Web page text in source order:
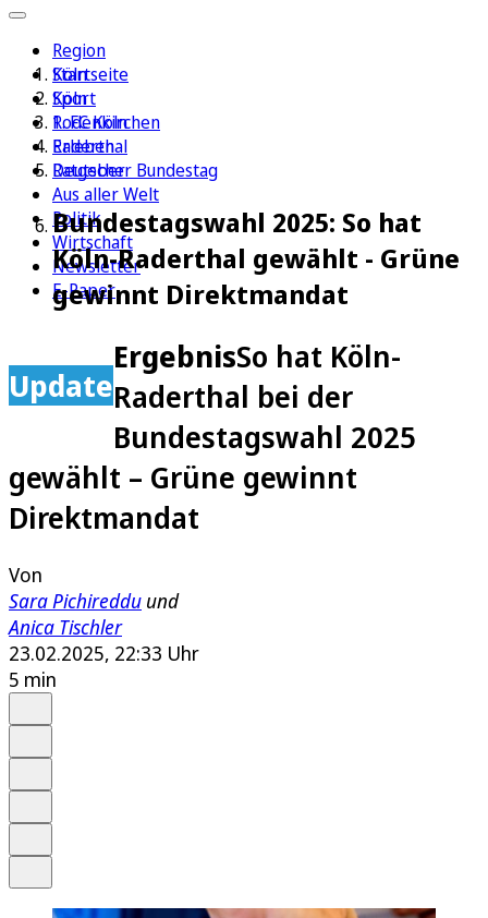
Region
Köln
Sport
1. FC Köln
Erleben
Ratgeber
Aus aller Welt
Politik
Wirtschaft
Newsletter
E-Paper
Startseite
Köln
Rodenkirchen
Raderthal
Deutscher Bundestag
Bundestagswahl 2025: So hat
Köln-Raderthal gewählt - Grüne
gewinnt Direktmandat
Update
ErgebnisSo hat Köln-
Raderthal bei der
Bundestagswahl 2025
gewählt – Grüne gewinnt
Direktmandat
Von
Sara Pichireddu und
Anica Tischler
23.02.2025, 22:33 Uhr
5 min